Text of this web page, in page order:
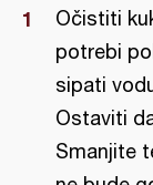
Očistiti
potrebi
sipati
Ostaviti
Smanjite